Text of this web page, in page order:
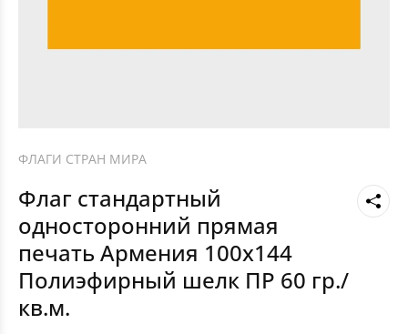
ФЛАГИ СТРАН МИРА
Флаг стандартный
односторонний прямая
печать Армения 100х144
Полиэфирный шелк ПР 60 гр./
кв.м.